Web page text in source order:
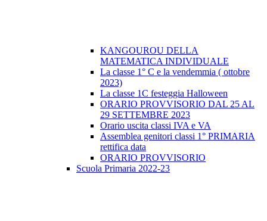
KANGOUROU DELLA
MATEMATICA INDIVIDUALE
La classe 1° C e la vendemmia ( ottobre
2023)
La classe 1C festeggia Halloween
ORARIO PROVVISORIO DAL 25 AL
29 SETTEMBRE 2023
Orario uscita classi IVA e VA
Assemblea genitori classi 1° PRIMARIA
rettifica data
ORARIO PROVVISORIO
Scuola Primaria 2022-23